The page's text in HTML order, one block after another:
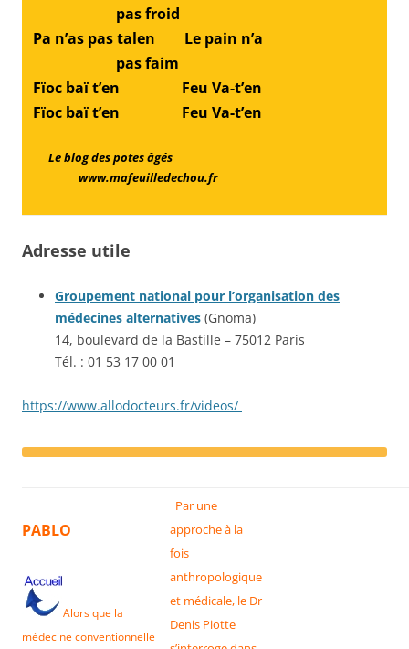
pas froid
Pa n’as pas talen Le pain n’a
pas faim
Fïoc baï t’en Feu Va-t’en
Fïoc baï t’en Feu Va-t’en
Le blog des potes âgés
www.mafeuilledechou.fr
Adresse utile
Groupement national pour l’organisation des
médecines alternatives (Gnoma)
14, boulevard de la Bastille – 75012 Paris
Tél. : 01 53 17 00 01
https://www.allodocteurs.fr/videos/
PABLO
Alors que la
médecine conventionnelle
Par une
approche à la
fois
anthropologique
et médicale, le Dr
Denis Piotte